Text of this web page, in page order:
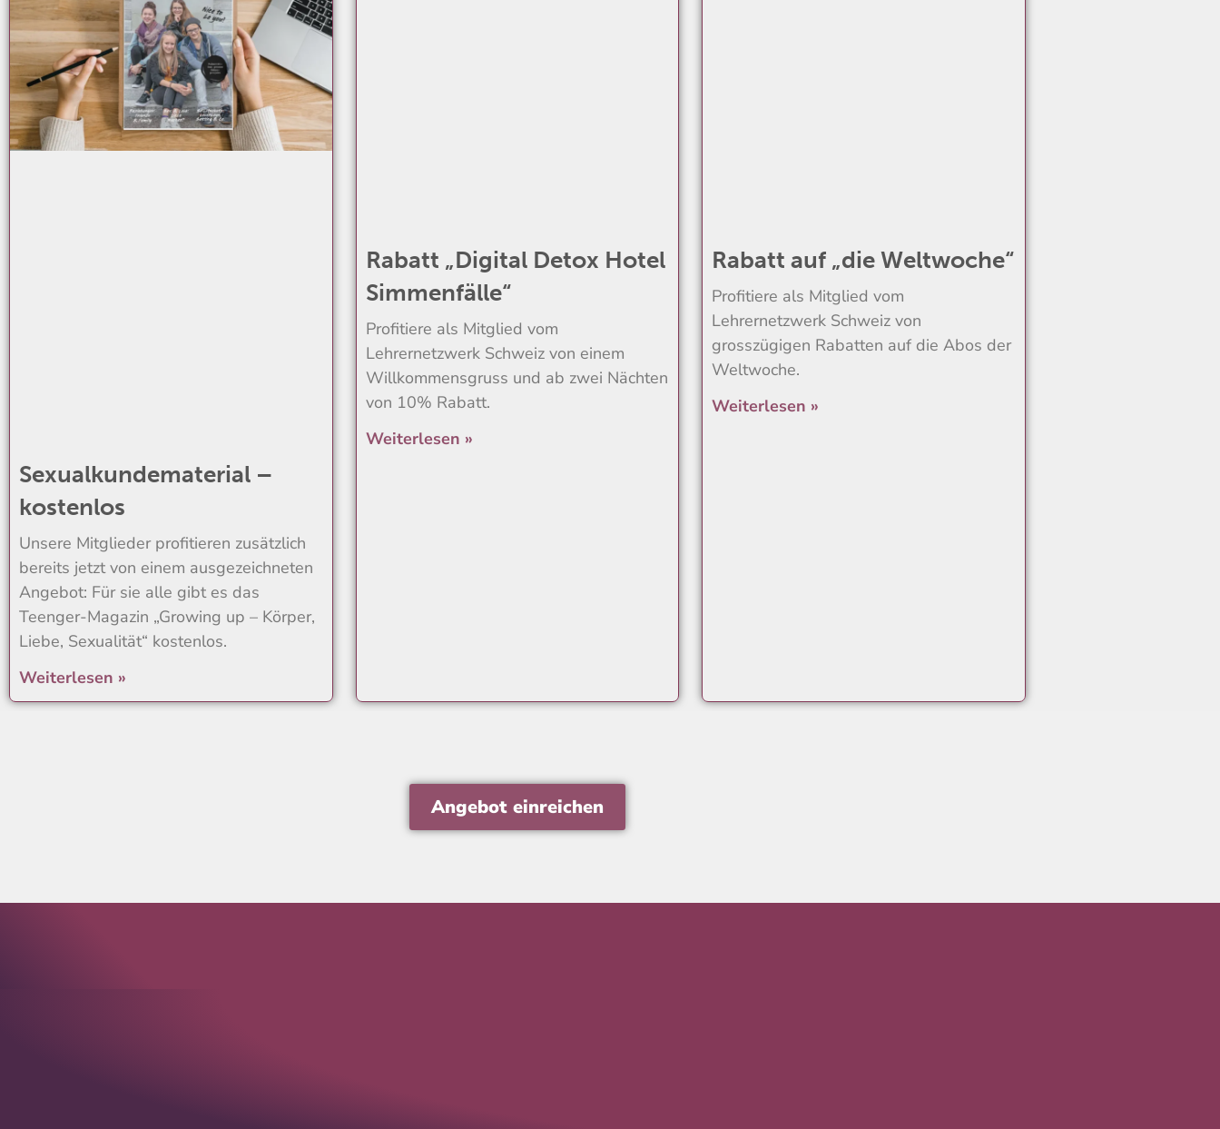
Sexualkundematerial –
kostenlos
Unsere Mitglieder profitieren zusätzlich
bereits jetzt von einem ausgezeichneten
Angebot: Für sie alle gibt es das
Teenger-Magazin „Growing up – Körper,
Liebe, Sexualität“ kostenlos.
Weiterlesen »
Rabatt „Digital Detox Hotel
Simmenfälle“
Profitiere als Mitglied vom
Lehrernetzwerk Schweiz von einem
Willkommensgruss und ab zwei Nächten
von 10% Rabatt.
Weiterlesen »
Rabatt auf „die Weltwoche“
Profitiere als Mitglied vom
Lehrernetzwerk Schweiz von
grosszügigen Rabatten auf die Abos der
Weltwoche.
Weiterlesen »
Angebot einreichen